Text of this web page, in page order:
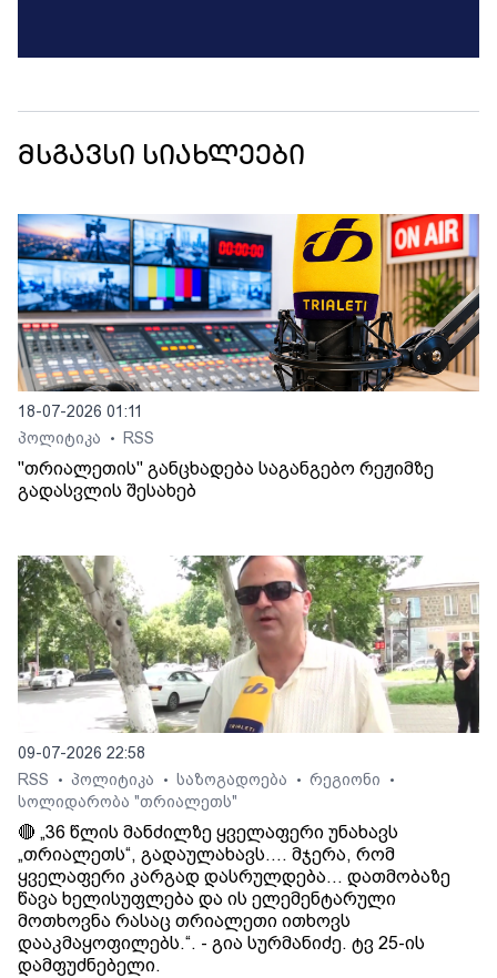
მსგავსი სიახლეები
18-07-2026 01:11
პოლიტიკა
• RSS
"თრიალეთის" განცხადება საგანგებო რეჟიმზე
გადასვლის შესახებ
09-07-2026 22:58
RSS
• პოლიტიკა • საზოგადოება • რეგიონი •
სოლიდარობა "თრიალეთს"
🔴 „36 წლის მანძილზე ყველაფერი უნახავს
„თრიალეთს“, გადაულახავს.... მჯერა, რომ
ყველაფერი კარგად დასრულდება... დათმობაზე
წავა ხელისუფლება და ის ელემენტარული
მოთხოვნა რასაც თრიალეთი ითხოვს
დააკმაყოფილებს.“. - გია სურმანიძე. ტვ 25-ის
დამფუძნებელი.